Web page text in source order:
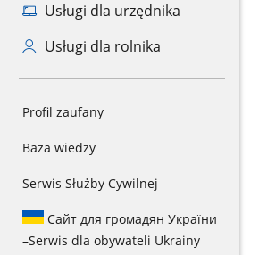
Usługi dla urzędnika
Usługi dla rolnika
Profil zaufany
Baza wiedzy
Serwis Służby Cywilnej
Сайт для громадян України
–Serwis dla obywateli Ukrainy